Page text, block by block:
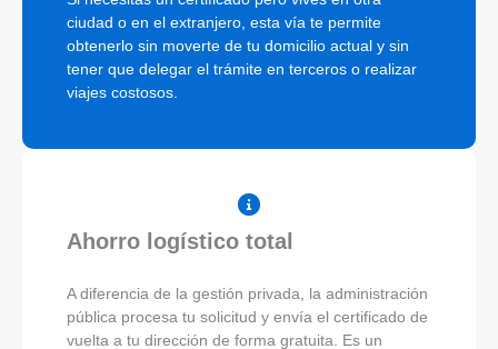
ciudad o en el extranjero, esta vía te permite
obtenerlo sin moverte de tu domicilio actual y sin
tener que delegar el trámite en terceros o realizar
viajes costosos.
Ahorro logístico total
A diferencia de la gestión privada, la administración
pública procesa tu solicitud y envía el certificado de
vuelta a tu dirección de forma gratuita. Es un